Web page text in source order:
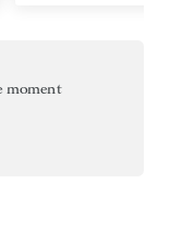
moment